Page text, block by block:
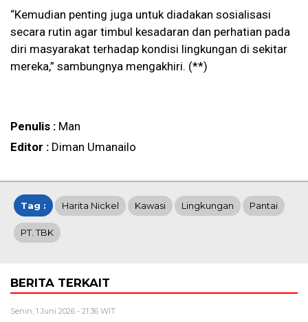
“Kemudian penting juga untuk diadakan sosialisasi
secara rutin agar timbul kesadaran dan perhatian pada
diri masyarakat terhadap kondisi lingkungan di sekitar
mereka,” sambungnya mengakhiri. (**)
Penulis : Man
Editor : Diman Umanailo
Tag : Harita Nickel Kawasi Lingkungan Pantai
PT. TBK
BERITA TERKAIT
Senin, 1 Juni 2026 - 21:36 WIT